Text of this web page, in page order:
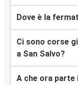
Dove è la
Ci sono corse
a San Salvo?
A che ora parte